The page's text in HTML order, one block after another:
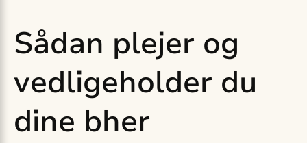
Sådan plejer og
vedligeholder du
dine bher